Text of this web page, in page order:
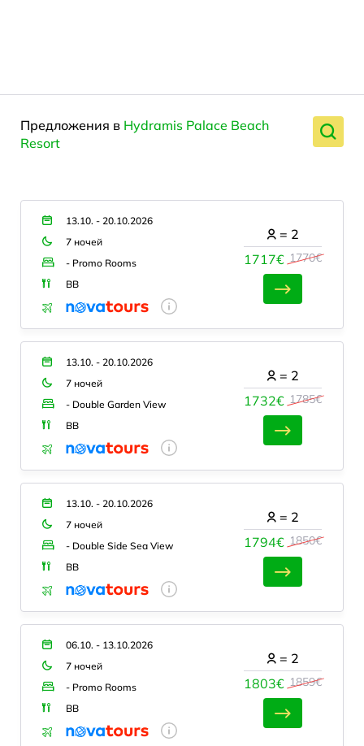
Предложения в Hydramis Palace Beach
Resort
13.10. - 20.10.2026
7 ночей
- Promo Rooms
BB
1717€ 1770€
= 2
13.10. - 20.10.2026
7 ночей
- Double Garden View
BB
1732€ 1785€
= 2
13.10. - 20.10.2026
7 ночей
- Double Side Sea View
BB
1794€ 1850€
= 2
06.10. - 13.10.2026
7 ночей
- Promo Rooms
BB
1803€ 1859€
= 2